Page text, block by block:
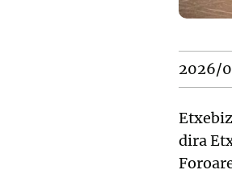
2026/
dira